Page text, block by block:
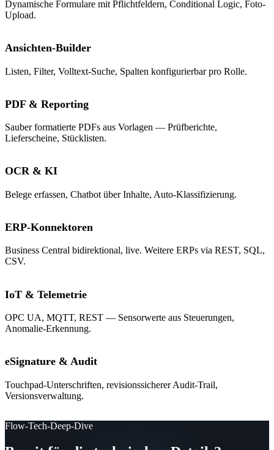
Dynamische Formulare mit Pflichtfeldern, Conditional Logic, Foto-
Upload.
Ansichten-Builder
Listen, Filter, Volltext-Suche, Spalten konfigurierbar pro Rolle.
PDF & Reporting
Sauber formatierte PDFs aus Vorlagen — Prüfberichte,
Lieferscheine, Stücklisten.
OCR & KI
Belege erfassen, Chatbot über Inhalte, Auto-Klassifizierung.
ERP-Konnektoren
Business Central bidirektional, live. Weitere ERPs via REST, SQL,
CSV.
IoT & Telemetrie
OPC UA, MQTT, REST — Sensorwerte aus Steuerungen,
Anomalie-Erkennung.
eSignature & Audit
Touchpad-Unterschriften, revisionssicherer Audit-Trail,
Versionsverwaltung.
Flow-Tech-Deep-Dive